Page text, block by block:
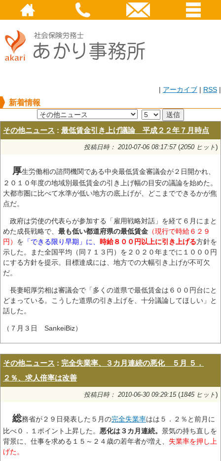
| アーカイブ | RSS |
新着情報
その他ニュース : 最低賃金引き上げ議論 平成２２年７月時点
投稿日時： 2010-07-06 08:17:57(2050 ヒット)
厚生労働相の諮問機関である中央最低賃金審議会が２日開かれ、
２０１０年度の地域別最低賃金の引き上げ幅の目安の議論を始めた。
大都市圏に比べて水準が低い地方の底上げが、どこまでできるかが焦
点だ。
政府は労使の代表らが参加する「雇用戦略対話」を経て６月にまと
めた成長戦略で、 最も低い都道府県の最低賃金 （現行で時給６２９
円） を 「できる限り早期」に、 時給８００円以上に引き上げる方針を
示した。また全国平均（同７１３円）を２０２０年までに１０００円
にする方針を提示。目標達成には、地方での大幅引き上げが不可欠
だ。
長妻昭厚労相は審議会で「多くの道県で最低賃金は６００円台にと
どまっている。こうした道県の引き上げを、十分議論してほしい」と
話した。
（７月３日 SankeiBiz）
その他ニュース : 完全失業率、３カ月連続の悪化 ５月 ５．
２％、求人倍率は改善
投稿日時： 2010-06-30 09:29:15(1845 ヒット)
総務省が２９日発表した５月の完全失業率はは５．２％と前月に
比べ０．１ポイント上昇した。 悪化は３カ月連続。 景気の持ち直しを
背景に、仕事を求める１５～２４歳の若年者が増え、 失業率を押し上
げた。